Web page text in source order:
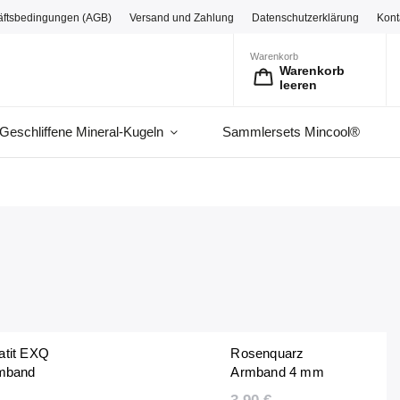
(AGB) Versand und Zahlung Datenschutzerklärung
Warenkorb
Warenkorb
leeren
Geschliffene Mineral-Kugeln Sammlersets Mincool®
EXQ
Rosenquarz
Armband 4 mm